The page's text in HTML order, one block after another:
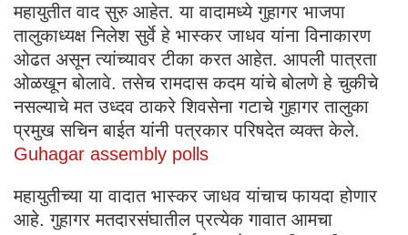
महायुतीत वाद सुरु आहेत. या वादामध्ये गुहागर भाजपा
तालुकाध्यक्ष निलेश सुर्वे हे भास्कर जाधव यांना विनाकारण
ओढत असून त्यांच्यावर टीका करत आहेत. आपली पात्रता
ओळखून बोलावे. तसेच रामदास कदम यांचे बोलणे हे चुकीचे
नसल्याचे मत उध्दव ठाकरे शिवसेना गटाचे गुहागर तालुका‌
प्रमुख सचिन बाईत यांनी पत्रकार परिषदेत व्यक्त केले.
Guhagar assembly polls
महायुतीच्या या वादात भास्कर जाधव यांचाच फायदा होणार
आहे. गुहागर मतदारसंघातील प्रत्येक गावात आमचा